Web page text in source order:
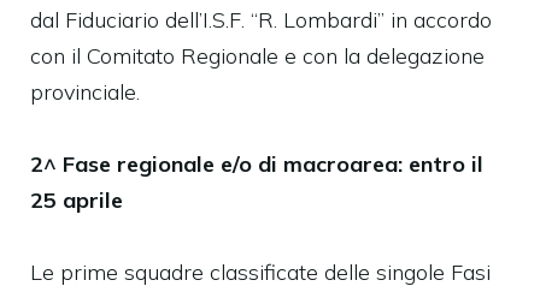
dal Fiduciario dell’I.S.F. “R. Lombardi” in accordo
con il Comitato Regionale e con la delegazione
provinciale.
2^ Fase regionale e/o di macroarea: entro il
25 aprile
Le prime squadre classificate delle singole Fasi